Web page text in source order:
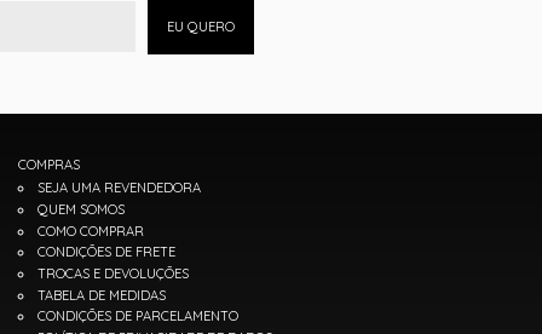
EU QUERO
COMPRAS
SEJA UMA REVENDEDORA
QUEM SOMOS
COMO COMPRAR
CONDIÇÕES DE FRETE
TROCAS E DEVOLUÇÕES
TABELA DE MEDIDAS
CONDIÇÕES DE PARCELAMENTO